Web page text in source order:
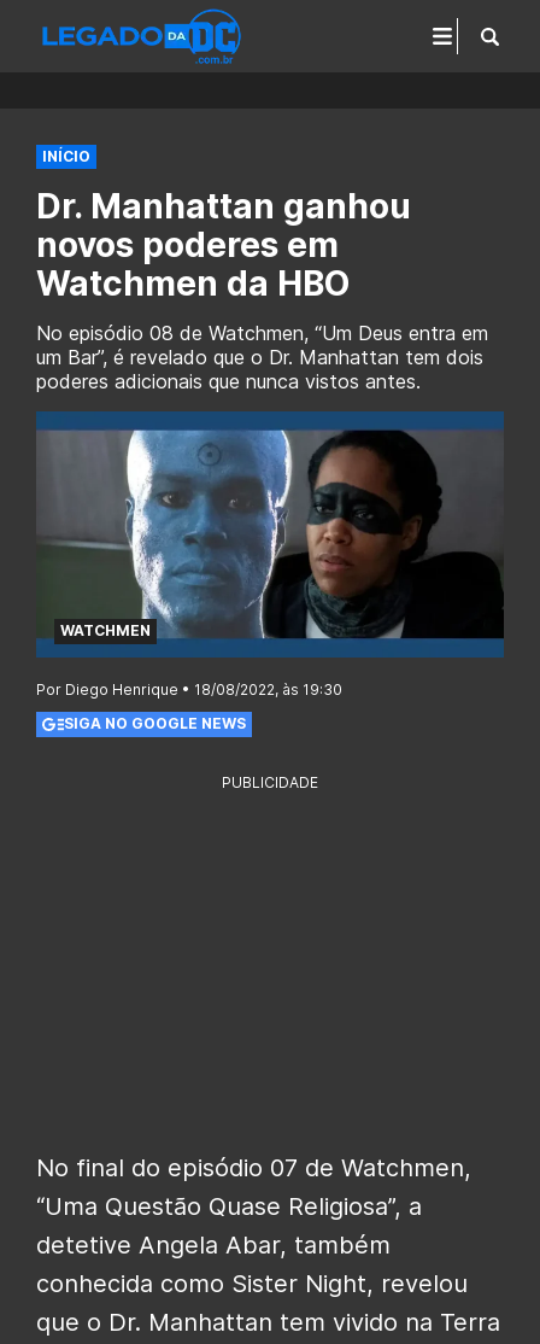
INÍCIO
Dr. Manhattan ganhou
novos poderes em
Watchmen da HBO
No episódio 08 de Watchmen, “Um Deus entra em
um Bar”, é revelado que o Dr. Manhattan tem dois
poderes adicionais que nunca vistos antes.
WATCHMEN
Por Diego Henrique • 18/08/2022, às 19:30
SIGA NO GOOGLE NEWS
PUBLICIDADE
No final do episódio 07 de Watchmen,
“Uma Questão Quase Religiosa”, a
detetive Angela Abar, também
conhecida como Sister Night, revelou
que o Dr. Manhattan tem vivido na Terra